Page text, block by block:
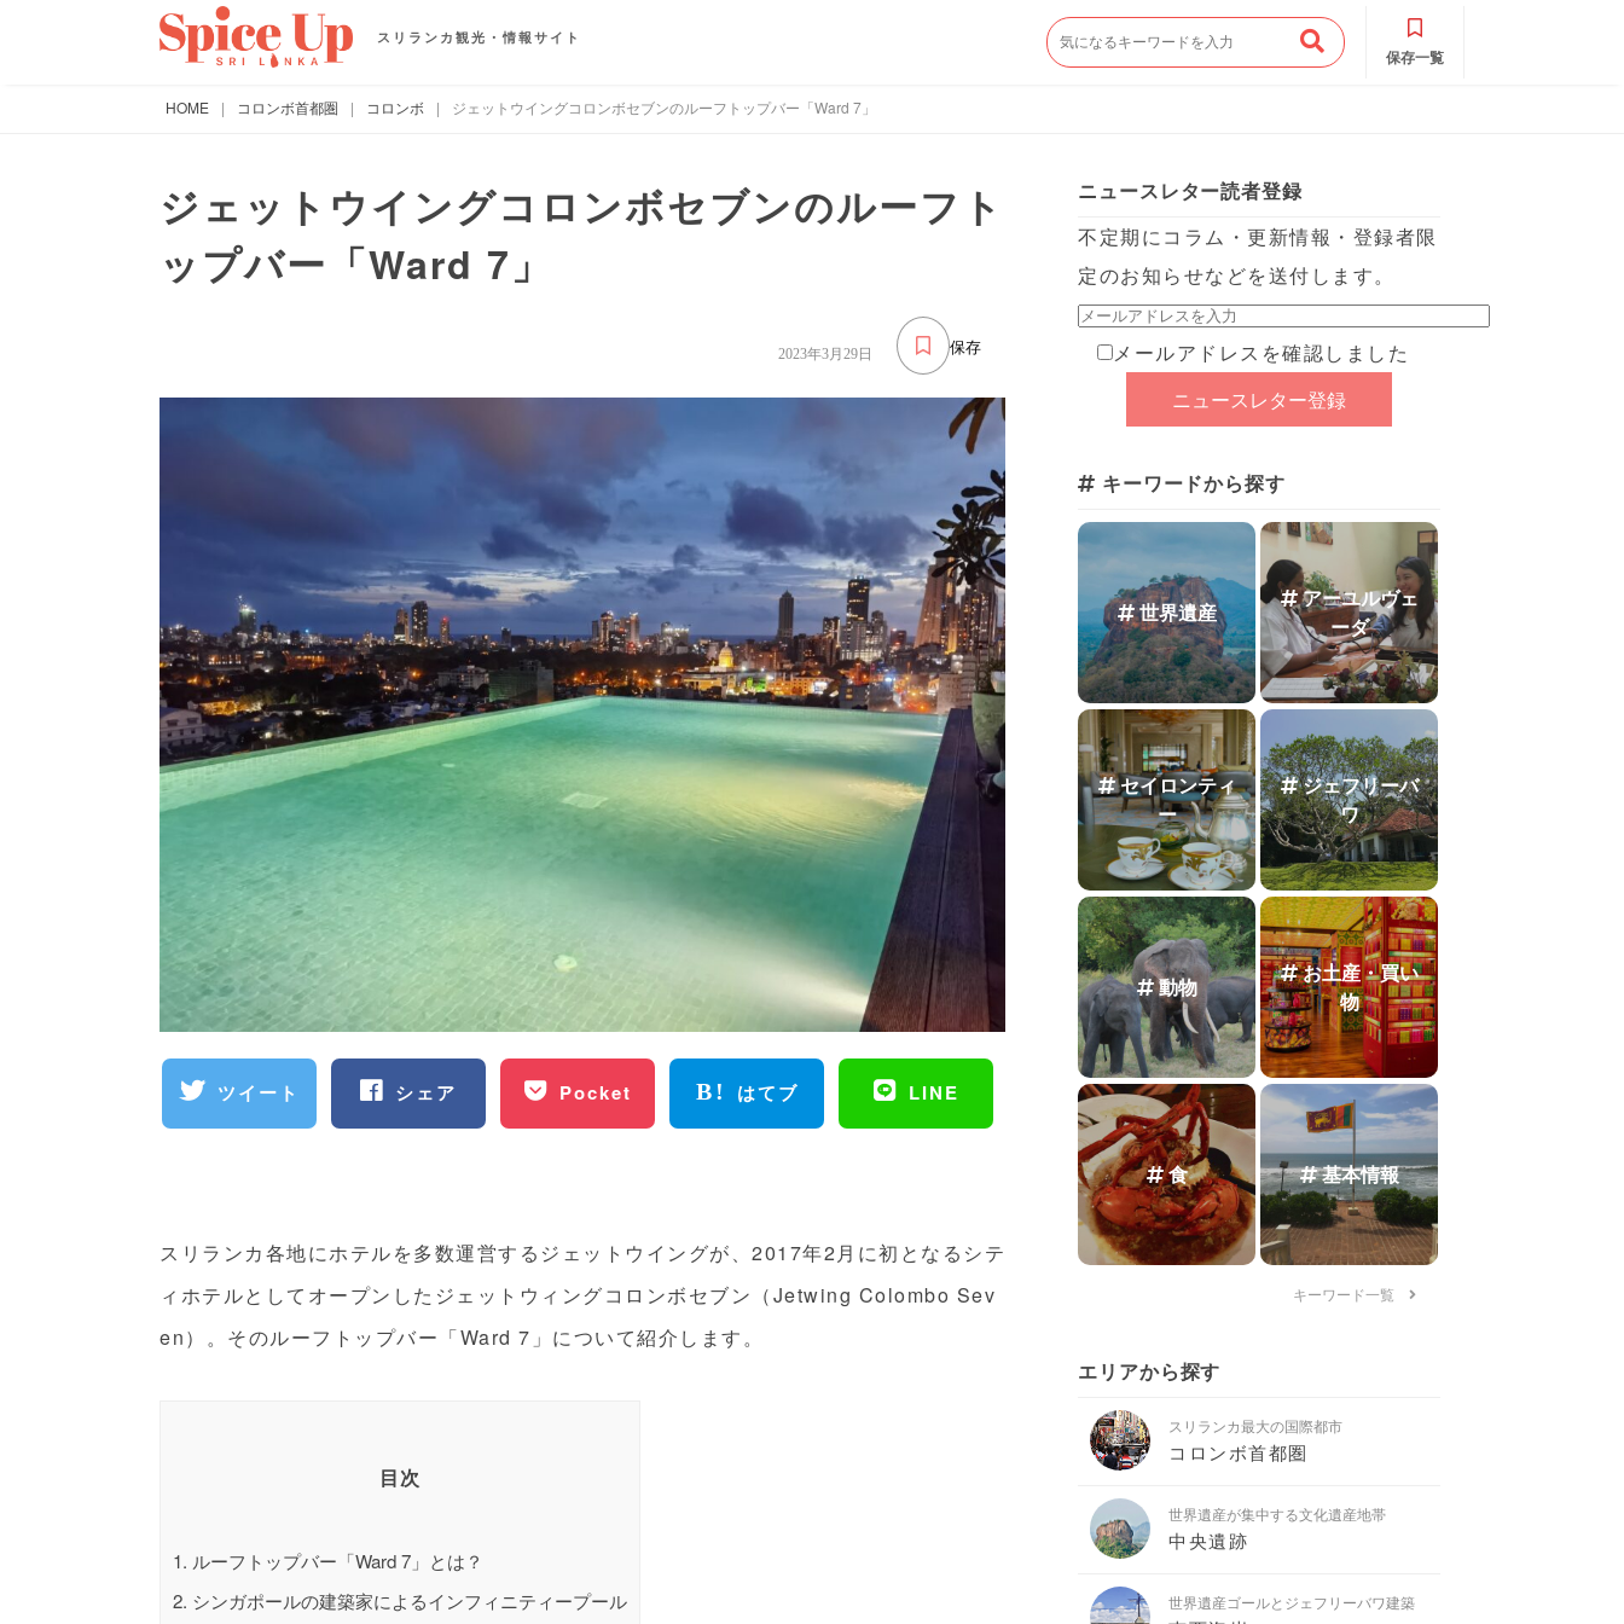
スリランカ観光・情報サイト
保存一覧
HOME | コロンボ首都圏 | コロンボ | ジェットウイングコロンボセブンのルーフトップバー「Ward 7」
ジェットウイングコロンボセブンのルーフト
ップバー「Ward 7」
保存
2023年3月29日
ツイート シェア Pocket はてブ LINE
スリランカ各地にホテルを多数運営するジェットウイングが、2017年2月に初となるシテ
ィホテルとしてオープンしたジェットウィングコロンボセブン（Jetwing Colombo Sev
en）。そのルーフトップバー「Ward 7」について紹介します。
目次
1. ルーフトップバー「Ward 7」とは？
2. シンガポールの建築家によるインフィニティープール
ニュースレター読者登録
不定期にコラム・更新情報・登録者限
定のお知らせなどを送付します。
メールアドレスを確認しました
キーワードから探す
世界遺産
アーユルヴェ
ーダ
セイロンティ
ー
ジェフリーバ
ワ
動物
お土産・買い
物
食 基本情報
キーワード一覧
エリアから探す
スリランカ最大の国際都市
コロンボ首都圏
世界遺産が集中する文化遺産地帯
中央遺跡
世界遺産ゴールとジェフリーバワ建築